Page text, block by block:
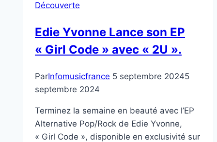
Carabalí,
Chavaco
électrisent
rock
latino.
Découverte
Edie Yvonne Lance son EP
« Girl Code » avec « 2U ».
ParInfomusicfrance 5 septembre 20245
septembre 2024
Terminez la semaine en beauté avec l’EP
Alternative Pop/Rock de Edie Yvonne,
« Girl Code », disponible en exclusivité sur